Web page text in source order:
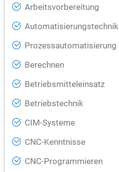
Arbeitsvorbereitung
Automatisierungstechnik
Prozessautomatisierung
Berechnen
Betriebsmitteleinsatz
Betriebstechnik
CIM-Systeme
CNC-Kenntnisse
CNC-Programmieren